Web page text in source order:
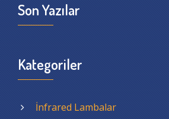
Son Yazılar
Kategoriler
İnfrared Lambalar